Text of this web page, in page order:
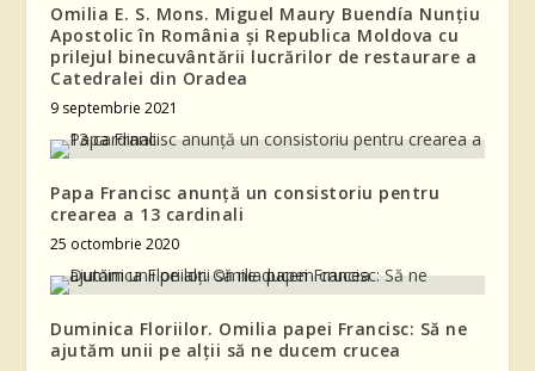
Omilia E. S. Mons. Miguel Maury Buendía Nunțiu
Apostolic în România și Republica Moldova cu
prilejul binecuvântării lucrărilor de restaurare a
Catedralei din Oradea
9 septembrie 2021
Papa Francisc anunță un consistoriu pentru
crearea a 13 cardinali
25 octombrie 2020
Duminica Floriilor. Omilia papei Francisc: Să ne
ajutăm unii pe alții să ne ducem crucea